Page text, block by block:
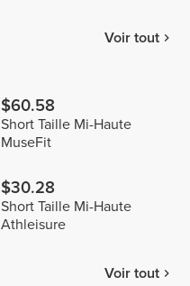
Voir tout
$60.58
Short Taille Mi-Haute
MuseFit
$30.28
Short Taille Mi-Haute
Athleisure
Voir tout